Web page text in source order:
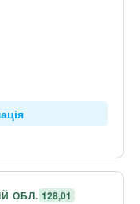
ОБЛ. 128,01